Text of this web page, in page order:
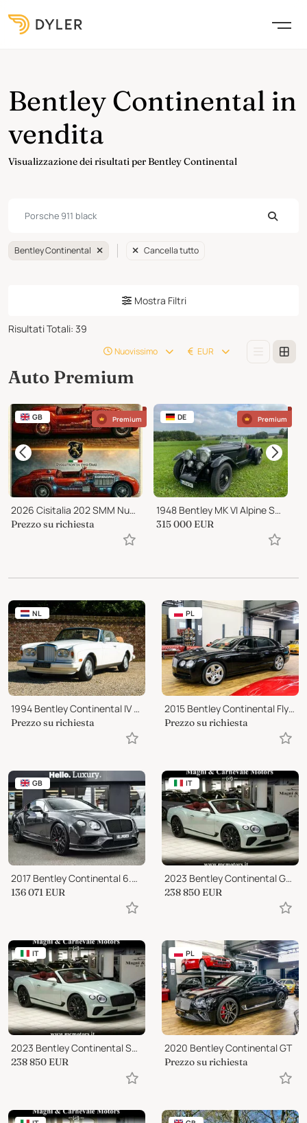
Bentley Continental in
vendita
Visualizzazione dei risultati per Bentley Continental
Bentley Continental Cancella tutto
Mostra Filtri
Risultati Totali: 39
Nuovissimo EUR
Auto Premium
GB Premium
2026 Cisitalia 202 SMM Nuvolari Spyder
Prezzo su richiesta
DE Premium
1948 Bentley MK VI Alpine Special
315 000 EUR
NL
1994 Bentley Continental IV Convertible "The last real Bentley Convertible"
Prezzo su richiesta
PL
2015 Bentley Continental Flying Spur V8
Prezzo su richiesta
GB
2017 Bentley Continental 6.0 W12 Supersports
136 071 EUR
IT
2023 Bentley Continental GT C V12|SPEED|22'|NAIM AUDIO|ROTATING DISPLAY|BL
238 850 EUR
IT
2023 Bentley Continental Speed
238 850 EUR
PL
2020 Bentley Continental GT
Prezzo su richiesta